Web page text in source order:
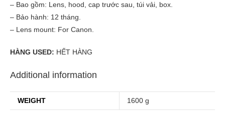
– Bao gồm: Lens, hood, cap trước sau, túi vải, box.
– Bảo hành: 12 tháng.
– Lens mount: For Canon.
HÀNG USED: HẾT HÀNG
Additional information
WEIGHT 1600 g